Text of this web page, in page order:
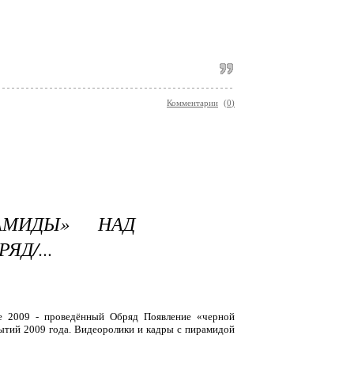
Комментарии (0)
НАД
...
- проведённый Обряд Появление «черной
2009 года. Видеоролики и кадры с пирамидой